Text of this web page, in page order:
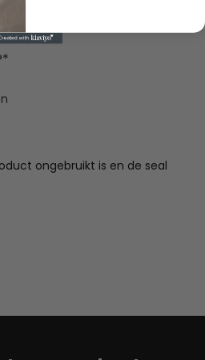
*
ongebruikt is en de seal